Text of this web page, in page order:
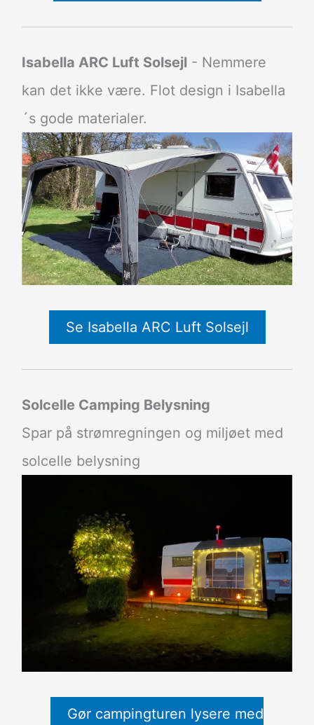
Isabella ARC Luft Solsejl- Nemmere
kan det ikke være. Flot design i Isabella
´s gode materialer.
Se Isabella ARC Luft Solsejl
Solcelle Camping Belysning
Spar på strømregningen og miljøet med
solcelle belysning
Gør campingturen lysere med